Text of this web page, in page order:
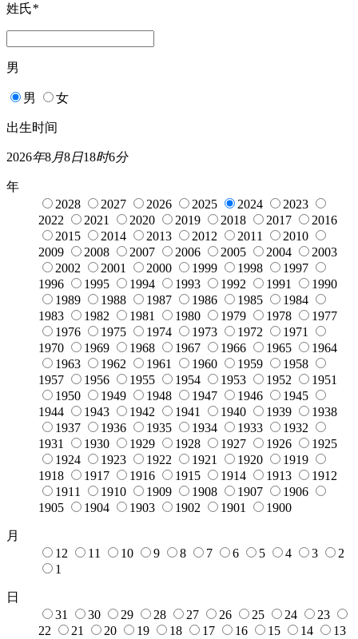
姓氏*
男
男 女
出生时间
2026年8月8日18时6分
年
2028
2027 2026 2025 2024
2023
2022
2021 2020 2019 2018 2017
2016
2015
2014 2013 2012 2011
2010
2009
2008 2007 2006 2005 2004
2003
2002
2001 2000 1999 1998
1997
1996
1995 1994 1993 1992 1991
1990
1989
1988 1987 1986 1985
1984
1983
1982 1981 1980 1979 1978
1977
1976
1975 1974 1973 1972
1971
1970
1969 1968 1967 1966 1965
1964
1963
1962 1961 1960 1959
1958
1957
1956 1955 1954 1953 1952
1951
1950
1949 1948 1947 1946
1945
1944
1943 1942 1941 1940 1939
1938
1937
1936 1935 1934 1933
1932
1931
1930 1929 1928 1927 1926
1925
1924
1923 1922 1921 1920
1919
1918
1917 1916 1915 1914 1913
1912
1911
1910 1909 1908 1907
1906
1905
1904 1903 1902 1901 1900
月
12
11 10 9 8 7 6 5 4 3
2
1
日
31
30 29 28 27 26 25 24
23
22
21 20 19 18 17 16 15 14
13